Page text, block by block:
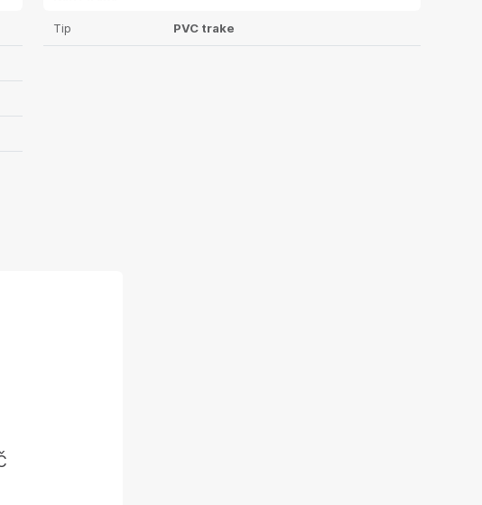
Tip PVC trake